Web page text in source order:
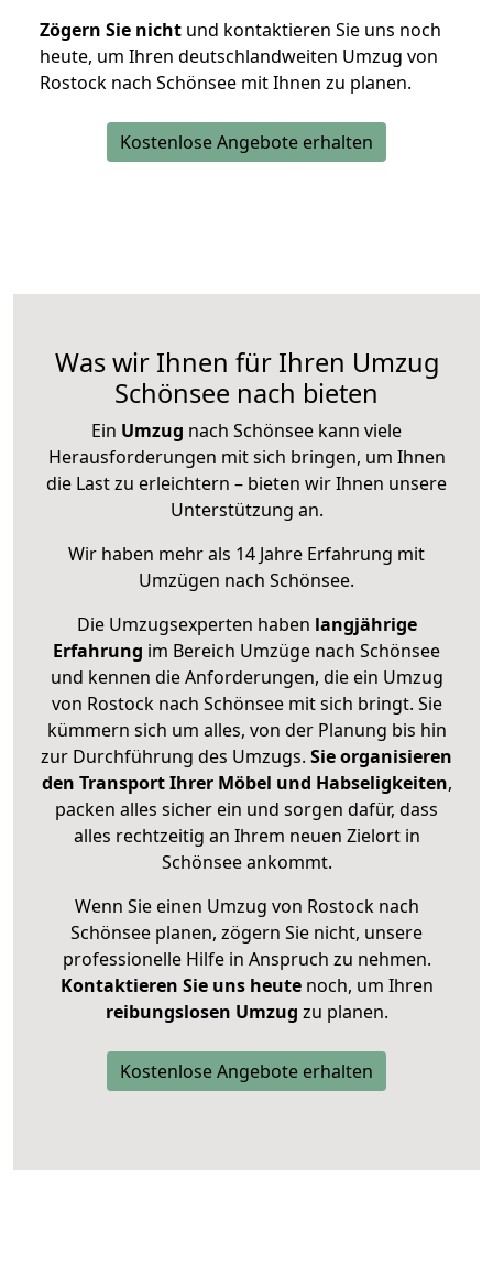
Zögern Sie nicht und kontaktieren Sie uns noch
heute, um Ihren deutschlandweiten Umzug von
Rostock nach Schönsee mit Ihnen zu planen.
Kostenlose Angebote erhalten
Was wir Ihnen für Ihren Umzug
Schönsee nach bieten
Ein Umzug nach Schönsee kann viele
Herausforderungen mit sich bringen, um Ihnen
die Last zu erleichtern – bieten wir Ihnen unsere
Unterstützung an.
Wir haben mehr als 14 Jahre Erfahrung mit
Umzügen nach Schönsee.
Die Umzugsexperten haben langjährige
Erfahrung im Bereich Umzüge nach Schönsee
und kennen die Anforderungen, die ein Umzug
von Rostock nach Schönsee mit sich bringt. Sie
kümmern sich um alles, von der Planung bis hin
zur Durchführung des Umzugs. Sie organisieren
den Transport Ihrer Möbel und Habseligkeiten,
packen alles sicher ein und sorgen dafür, dass
alles rechtzeitig an Ihrem neuen Zielort in
Schönsee ankommt.
Wenn Sie einen Umzug von Rostock nach
Schönsee planen, zögern Sie nicht, unsere
professionelle Hilfe in Anspruch zu nehmen.
Kontaktieren Sie uns heutenoch, um Ihren
reibungslosen Umzug zu planen.
Kostenlose Angebote erhalten